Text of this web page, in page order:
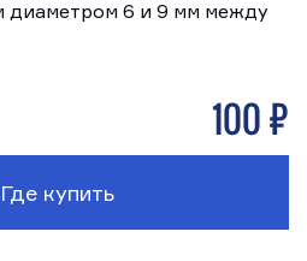
диаметром 6 и 9 мм между
100 р
Где купить